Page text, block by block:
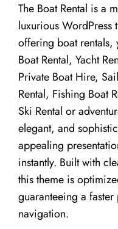
The Boat Rental is a
luxurious WordPress
offering boat rentals,
Boat Rental, Yacht
Private Boat Hire,
Rental, Fishing Boat
Ski Rental or
elegant, and
appealing
instantly. Built with
this theme is
guaranteeing a
navigation.